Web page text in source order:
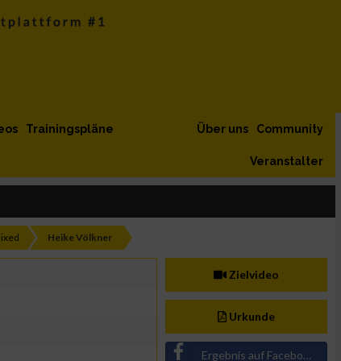
Trainingspläne Community
Über uns
Veranstalter
Heike Völkner
Zielvideo
Urkunde
Ergebnis auf Facebook teilen